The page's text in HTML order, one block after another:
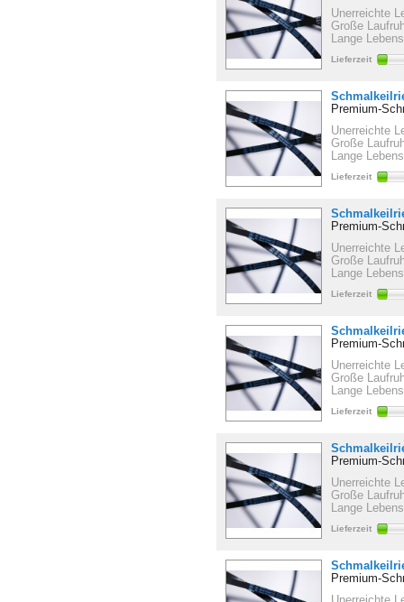
Unerreichte
Große
Lange
Lieferzeit
Premium-
Unerreichte
Große
Lange
Lieferzeit
Premium-
Unerreichte
Große
Lange
Lieferzeit
Premium-
Unerreichte
Große
Lange
Lieferzeit
Premium-
Unerreichte
Große
Lange
Lieferzeit
Premium-